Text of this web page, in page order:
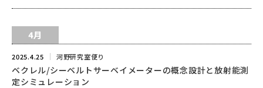
4月
2025.4.25 河野研究室便り
ベクレル/シーベルトサーベイメーターの概念設計と放射能測
定シミュレーション